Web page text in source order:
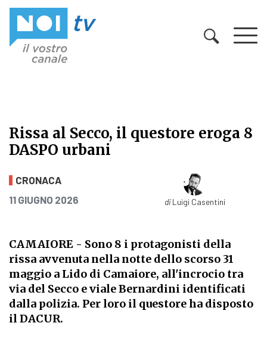
Rissa al Secco, il questore eroga 8
DASPO urbani
Rissa al Secco, il questore eroga 8
CRONACA
PUBBLICATO IL
11 GIUGNO 2026 diLuigi Casentini
CAMAIORE - Sono 8 i protagonisti della
rissa avvenuta nella notte dello scorso 31
maggio a Lido di Camaiore, all'incrocio tra
via del Secco e viale Bernardini identificati
dalla polizia. Per loro il questore ha disposto
il DACUR.